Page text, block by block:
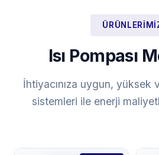
Isı Pompası
İhtiyacınıza uygun, yüksek
sistemleri ile enerji